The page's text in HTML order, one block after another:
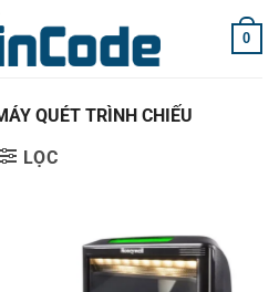
0
QUÉT TRÌNH CHIẾU
LỌC